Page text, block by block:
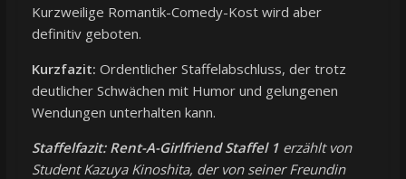
Kurzweilige Romantik-Comedy-Kost wird aber
definitiv geboten.
Kurzfazit: Ordentlicher Staffelabschluss, der trotz
deutlicher Schwächen mit Humor und gelungenen
Wendungen unterhalten kann.
Staffelfazit: Rent-A-Girlfriend Staffel 1erzählt von
Student Kazuya Kinoshita, der von seiner Freundin